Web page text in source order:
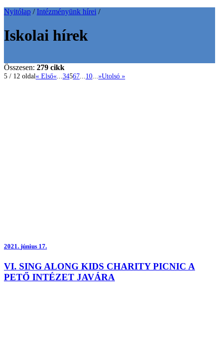
Nyitólap / Intézményünk hírei /
Iskolai hírek
Összesen: 279 cikk
5 / 12 oldal« Első« 34567 10 »Utolsó »
2021. június 17.
VI. SING ALONG KIDS CHARITY PICNIC A
PETŐ INTÉZET JAVÁRA